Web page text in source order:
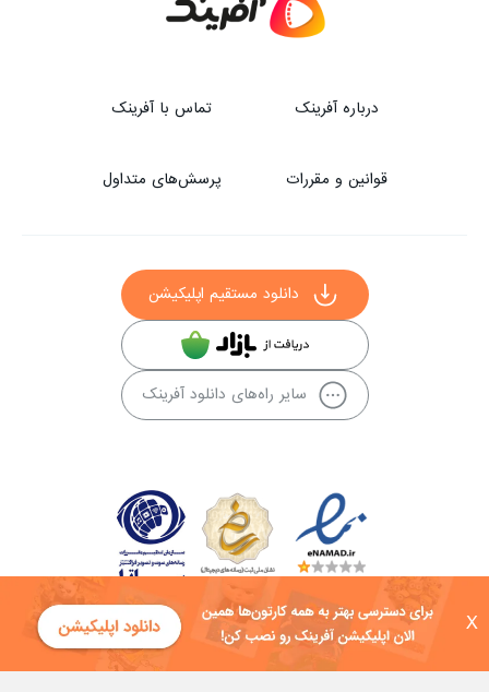
X
درباره آفرینک تماس با آفرینک
قوانین و مقررات پرسش‌های متداول
دانلود مستقیم اپلیکیشن
سایر راه‌های دانلود آفرینک
کلیه حقوق این سایت به شرکت توسعه فناوی هفت آسمان توکان تعلق دارد و